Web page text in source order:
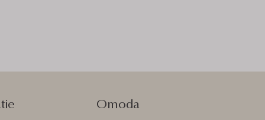
Omoda